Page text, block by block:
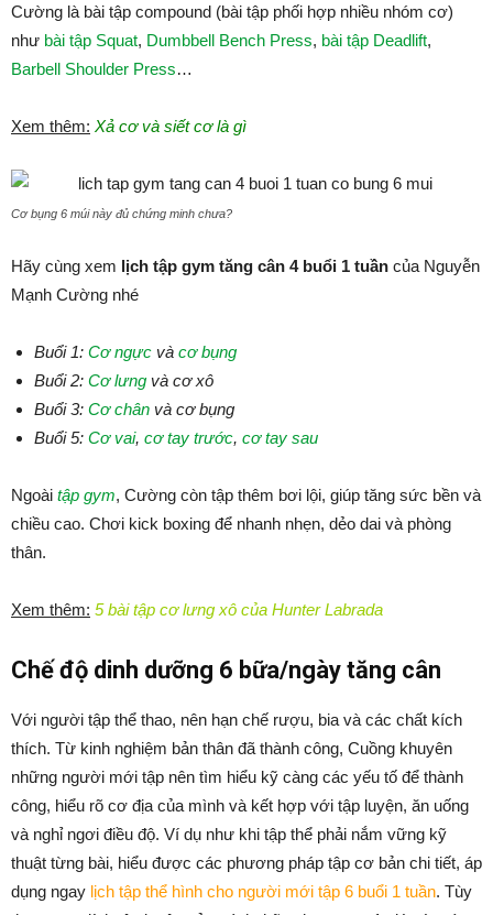
Cường là bài tập compound (bài tập phối hợp nhiều nhóm cơ)
như bài tập Squat, Dumbbell Bench Press, bài tập Deadlift,
Barbell Shoulder Press…
Xem thêm: Xả cơ và siết cơ là gì
Cơ bụng 6 múi này đủ chứng minh chưa?
Hãy cùng xem lịch tập gym tăng cân 4 buổi 1 tuần của Nguyễn
Mạnh Cường nhé
Buổi 1: Cơ ngực và cơ bụng
Buổi 2: Cơ lưng và cơ xô
Buổi 3: Cơ chân và cơ bụng
Buổi 5: Cơ vai, cơ tay trước, cơ tay sau
Ngoài tập gym, Cường còn tập thêm bơi lội, giúp tăng sức bền và
chiều cao. Chơi kick boxing để nhanh nhẹn, dẻo dai và phòng
thân.
Xem thêm: 5 bài tập cơ lưng xô của Hunter Labrada
Chế độ dinh dưỡng 6 bữa/ngày tăng cân
Với người tập thể thao, nên hạn chế rượu, bia và các chất kích
thích. Từ kinh nghiệm bản thân đã thành công, Cuồng khuyên
những người mới tập nên tìm hiểu kỹ càng các yếu tố để thành
công, hiểu rõ cơ địa của mình và kết hợp với tập luyện, ăn uống
và nghỉ ngơi điều độ. Ví dụ như khi tập thể phải nắm vững kỹ
thuật từng bài, hiểu được các phương pháp tập cơ bản chi tiết, áp
dụng ngay lịch tập thể hình cho người mới tập 6 buổi 1 tuần. Tùy